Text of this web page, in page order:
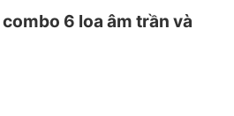
6 loa âm trần và